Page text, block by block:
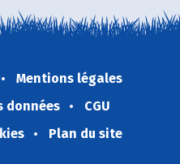
Mentions légales
données
CGU
Plan du site